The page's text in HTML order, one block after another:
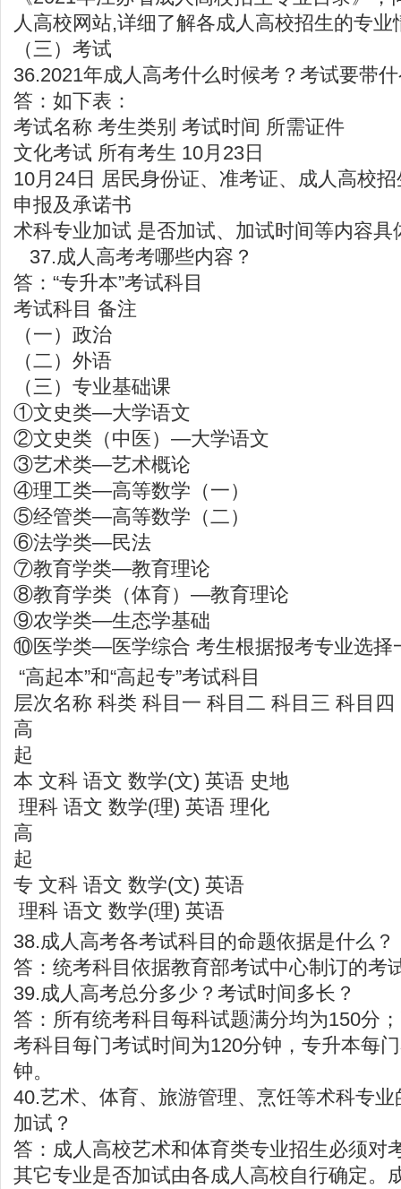
人高校网站,详细了解各成人高校招生的专
（三）考试
36.2021年成人高考什么时候考？考试要带
答：如下表：
考试名称 考生类别 考试时间 所需证件
文化考试 所有考生 10月23日
10月24日 居民身份证、准考证、成人高校
申报及承诺书
术科专业加试 是否加试、加试时间等内容具
37.成人高考考哪些内容？
答：“专升本”考试科目
考试科目 备注
（一）政治
（二）外语
（三）专业基础课
①文史类—大学语文
②文史类（中医）—大学语文
③艺术类—艺术概论
④理工类—高等数学（一）
⑤经管类—高等数学（二）
⑥法学类—民法
⑦教育学类—教育理论
⑧教育学类（体育）—教育理论
⑨农学类—生态学基础
⑩医学类—医学综合 考生根据报考专业选择
“高起本”和“高起专”考试科目
层次名称 科类 科目一 科目二 科目三 科目四
高
起
本 文科 语文 数学(文) 英语 史地
理科 语文 数学(理) 英语 理化
高
起
专 文科 语文 数学(文) 英语
理科 语文 数学(理) 英语
38.成人高考各考试科目的命题依据是什么？
答：统考科目依据教育部考试中心制订的考
39.成人高考总分多少？考试时间多长？
答：所有统考科目每科试题满分均为150分
考科目每门考试时间为120分钟，专升本每
钟。
40.艺术、体育、旅游管理、烹饪等术科专
加试？
答：成人高校艺术和体育类专业招生必须对
其它专业是否加试由各成人高校自行确定。